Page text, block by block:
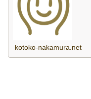
kotoko-nakamura.net